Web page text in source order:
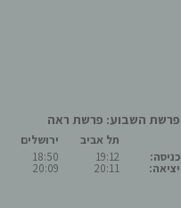
פרשת השבוע: פרשת ראה
כניסה:
יציאה:
תל אביב
19:12
20:11
ירושלים
18:50
20:09